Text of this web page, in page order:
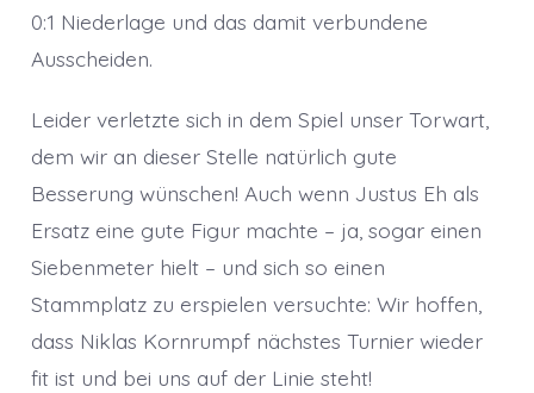
0:1 Niederlage und das damit verbundene
Ausscheiden.
Leider verletzte sich in dem Spiel unser Torwart,
dem wir an dieser Stelle natürlich gute
Besserung wünschen! Auch wenn Justus Eh als
Ersatz eine gute Figur machte – ja, sogar einen
Siebenmeter hielt – und sich so einen
Stammplatz zu erspielen versuchte: Wir hoffen,
dass Niklas Kornrumpf nächstes Turnier wieder
fit ist und bei uns auf der Linie steht!